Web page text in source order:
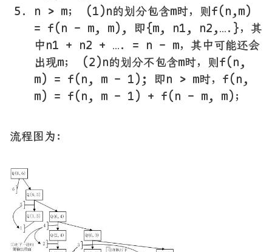
n > m； (1)n的划分包含m时，则f(n,m)
= f(n - m, m), 即{m, n1, n2,….}，其
中n1 + n2 + …. = n - m，其中可能还会
出现m； (2)n的划分不包含m时，则f(n,
m) = f(n, m - 1); 即n > m时，f(n,
m) = f(n, m - 1) + f(n - m, m)；
流程图为：